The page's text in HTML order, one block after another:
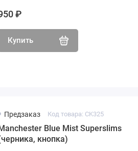
₽
Купить
Предзаказ Код товара: CK325
Manchester Blue Mist Superslims
кнопка)